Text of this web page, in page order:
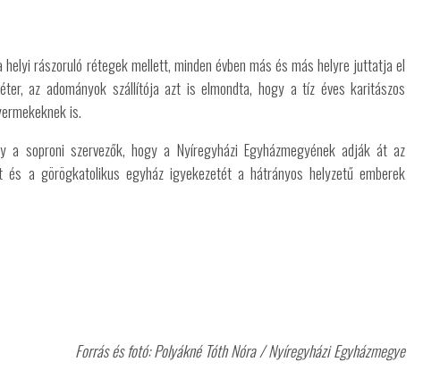
rászoruló rétegek mellett, minden évben más és más helyre juttatja el
az adományok szállítója azt is elmondta, hogy a tíz éves karitászos
is.
soproni szervezők, hogy a Nyíregyházi Egyházmegyének adják át az
a görögkatolikus egyház igyekezetét a hátrányos helyzetű emberek
Forrás és fotó: Polyákné Tóth Nóra /Nyíregyházi Egyházmegye